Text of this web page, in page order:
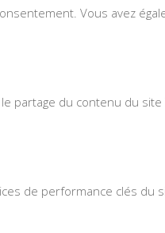
Vous avez
partage du contenu du
de performance clés du